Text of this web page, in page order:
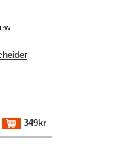
349kr